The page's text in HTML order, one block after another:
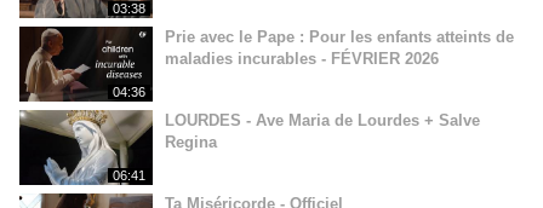
03:38
04:36
Prie avec le Pape : Pour les enfants atteints de
maladies incurables - FÉVRIER 2026
06:41
LOURDES - Ave Maria de Lourdes + Salve
Regina
Ta Miséricorde - Officiel